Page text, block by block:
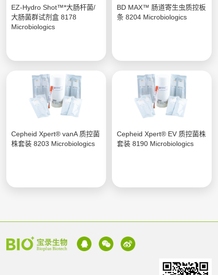
EZ-Hydro Shot™*大肠杆菌/
大肠菌群试剂盒 8178
Microbiologics
BD MAX™ 肠道寄生虫质控板
条 8204 Microbiologics
Cepheid Xpert® vanA 质控菌
株套装 8203 Microbiologics
Cepheid Xpert® EV 质控菌株
套装 8190 Microbiologics